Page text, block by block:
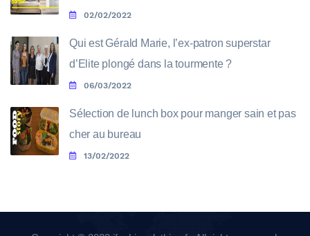
02/02/2022
Qui est Gérald Marie, l’ex-patron superstar
d’Elite plongé dans la tourmente ?
06/03/2022
Sélection de lunch box pour manger sain et pas
cher au bureau
13/02/2022